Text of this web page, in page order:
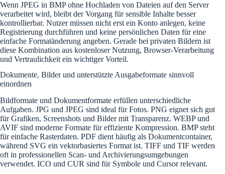
Wenn JPEG in BMP ohne Hochladen von Dateien auf den Server
verarbeitet wird, bleibt der Vorgang für sensible Inhalte besser
kontrollierbar. Nutzer müssen nicht erst ein Konto anlegen, keine
Registrierung durchführen und keine persönlichen Daten für eine
einfache Formatänderung angeben. Gerade bei privaten Bildern ist
diese Kombination aus kostenloser Nutzung, Browser-Verarbeitung
und Vertraulichkeit ein wichtiger Vorteil.
Dokumente, Bilder und unterstützte Ausgabeformate sinnvoll
einordnen
Bildformate und Dokumentformate erfüllen unterschiedliche
Aufgaben. JPG und JPEG sind ideal für Fotos. PNG eignet sich gut
für Grafiken, Screenshots und Bilder mit Transparenz. WEBP und
AVIF sind moderne Formate für effiziente Kompression. BMP steht
für einfache Rasterdaten. PDF dient häufig als Dokumentcontainer,
während SVG ein vektorbasiertes Format ist. TIFF und TIF werden
oft in professionellen Scan- und Archivierungsumgebungen
verwendet. ICO und CUR sind für Symbole und Cursor relevant.